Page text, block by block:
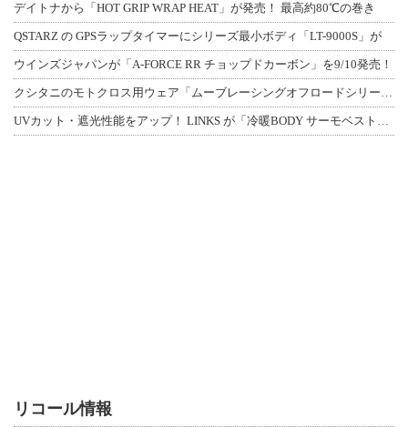
デイトナから「HOT GRIP WRAP HEAT」が発売！ 最高約80℃の巻き
QSTARZ の GPSラップタイマーにシリーズ最小ボディ「LT-9000S」が
ウインズジャパンが「A-FORCE RR チョップドカーボン」を9/10発売！
クシタニのモトクロス用ウェア「ムーブレーシングオフロードシリーズ」3アイテムが登
UVカット・遮光性能をアップ！ LINKS が「冷暖BODY サーモベスト」改良
リコール情報